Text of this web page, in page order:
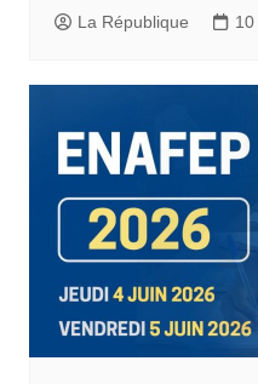
La République